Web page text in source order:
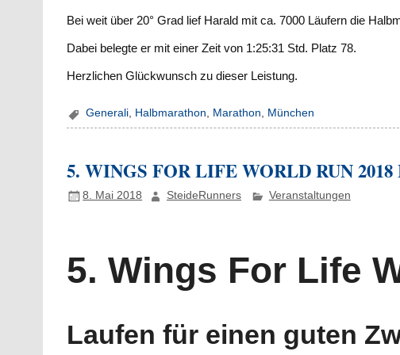
Bei weit über 20° Grad lief Harald mit ca. 7000 Läufern die
Dabei belegte er mit einer Zeit von 1:25:31 Std. Platz 78.
Herzlichen Glückwunsch zu dieser Leistung.
Generali, Halbmarathon, Marathon, München
5. WINGS FOR LIFE WORLD RUN 2018
8. Mai 2018 SteideRunners Veranstaltungen
5. Wings For Life
Laufen für einen guten